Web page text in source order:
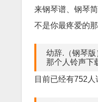
来钢琴谱、钢琴
不是你最疼爱的
幼辞.（钢琴
那个人铃声下
目前已经有752人